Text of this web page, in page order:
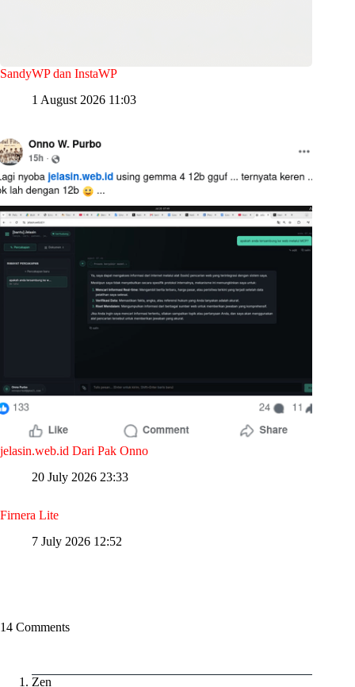
SandyWP dan InstaWP
1 August 2026 11:03
jelasin.web.id Dari Pak Onno
20 July 2026 23:33
Firnera Lite
7 July 2026 12:52
14 Comments
Zen